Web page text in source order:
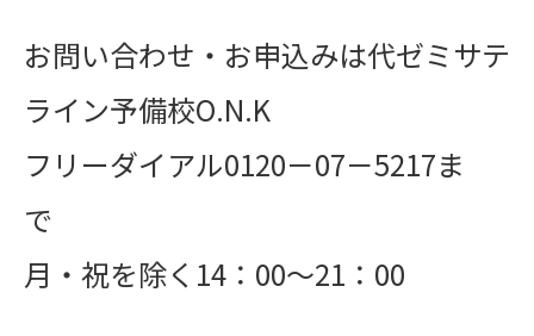
お問い合わせ・お申込みは代ゼミサテ
ライン予備校O.N.K
フリーダイアル0120－07－5217ま
で
月・祝を除く14：00～21：00